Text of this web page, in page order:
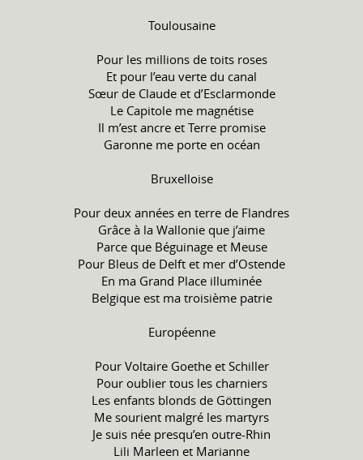
Toulousaine
Pour les millions de toits roses
Et pour l’eau verte du canal
Sœur de Claude et d’Esclarmonde
Le Capitole me magnétise
Il m’est ancre et Terre promise
Garonne me porte en océan
Bruxelloise
Pour deux années en terre de Flandres
Grâce à la Wallonie que j’aime
Parce que Béguinage et Meuse
Pour Bleus de Delft et mer d’Ostende
En ma Grand Place illuminée
Belgique est ma troisième patrie
Européenne
Pour Voltaire Goethe et Schiller
Pour oublier tous les charniers
Les enfants blonds de Göttingen
Me sourient malgré les martyrs
Je suis née presqu’en outre-Rhin
Lili Marleen et Marianne